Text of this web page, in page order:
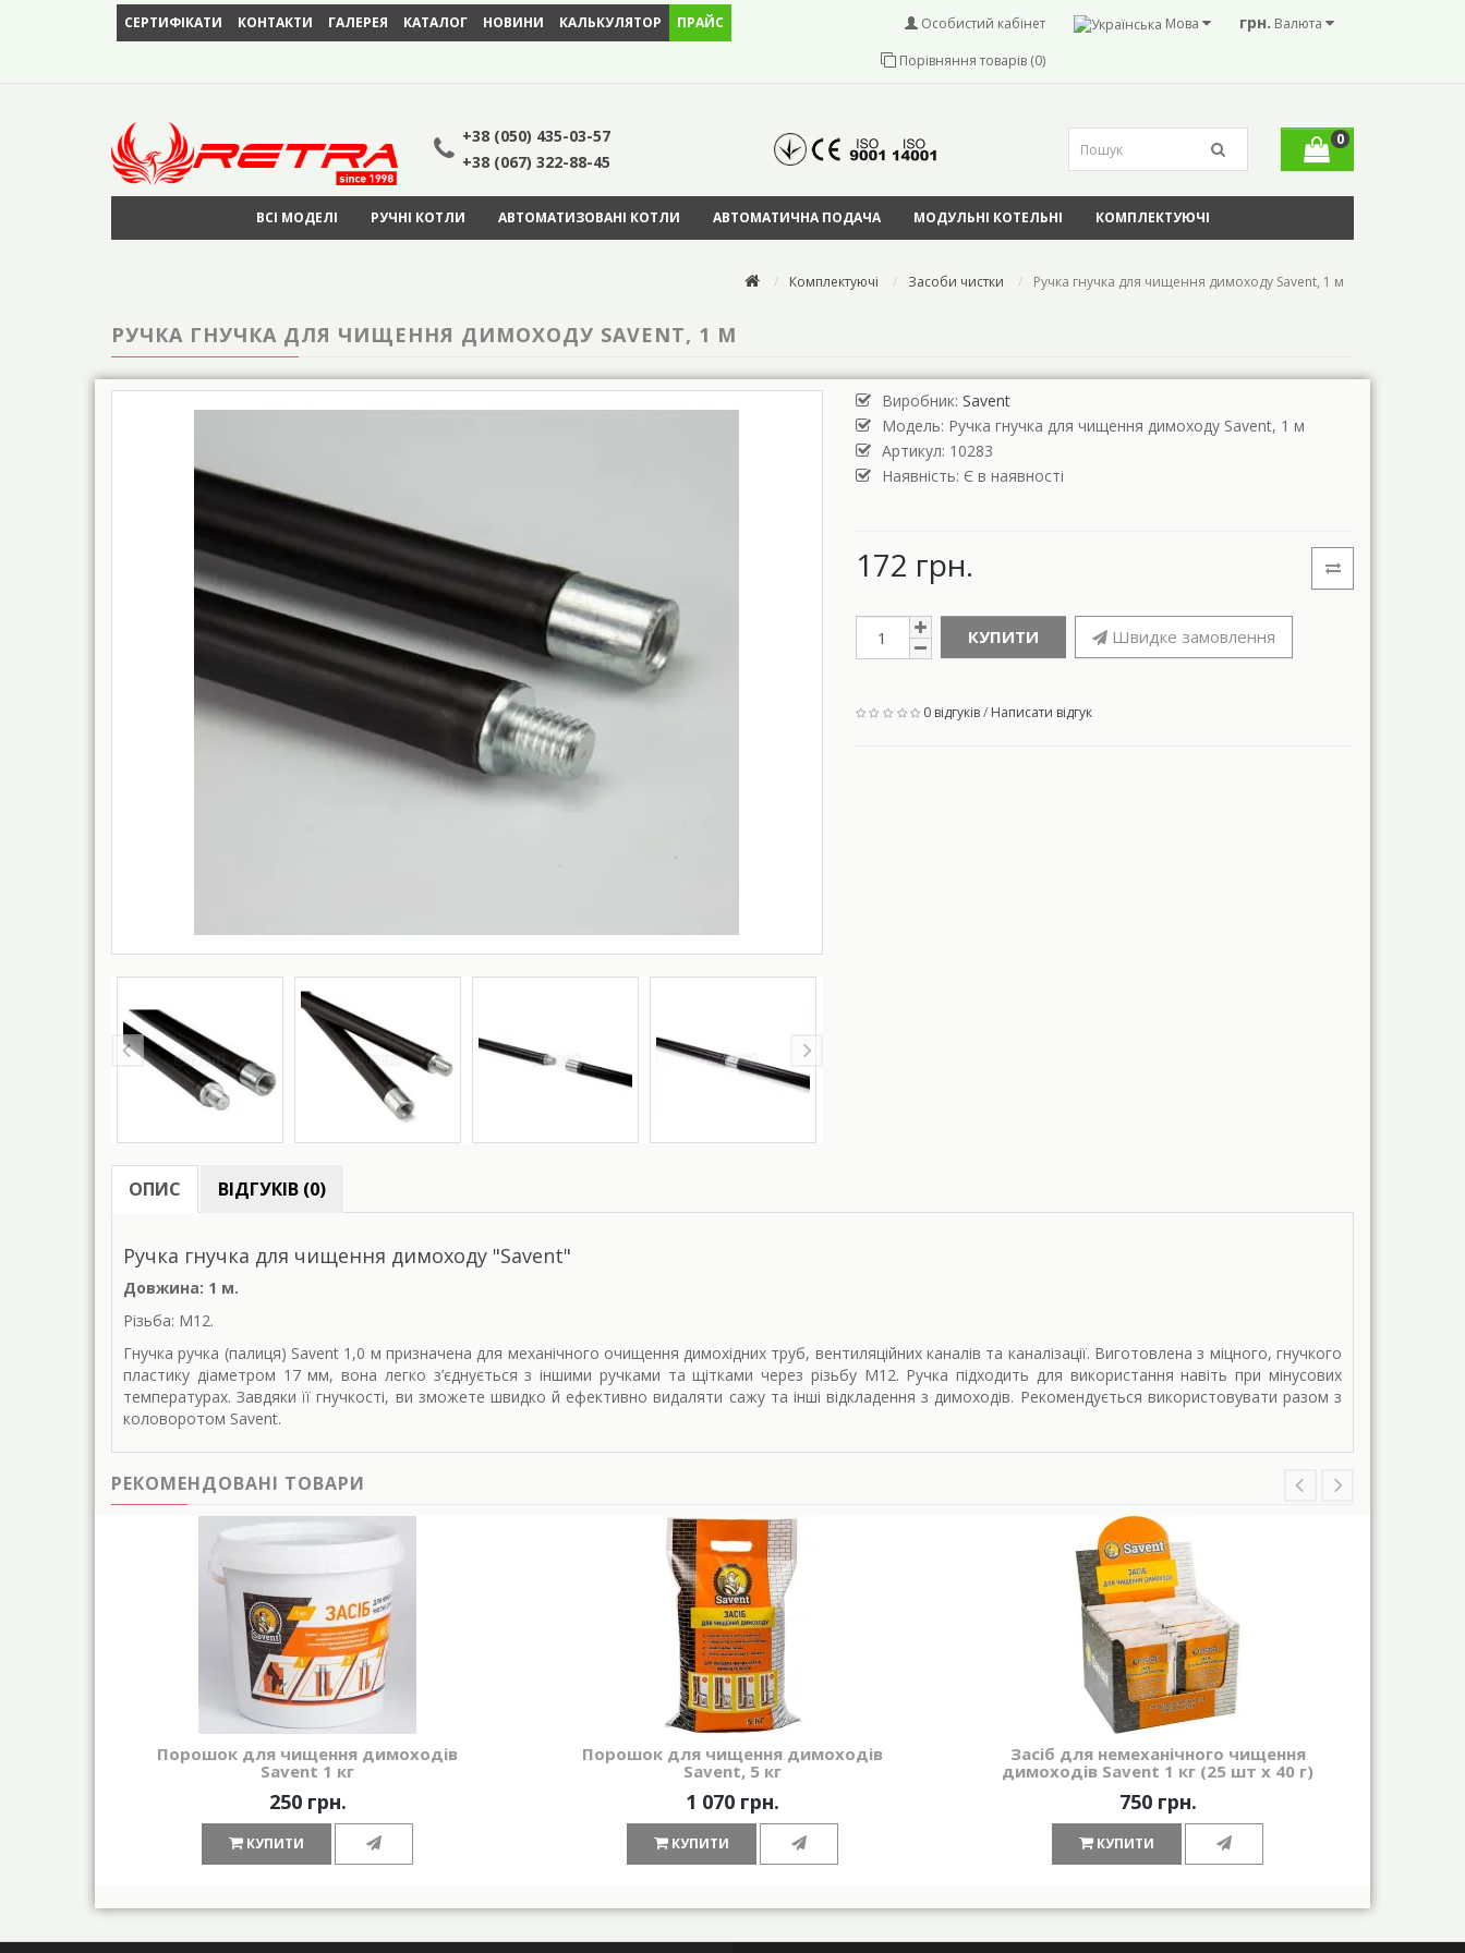
СЕРТИФІКАТИ КОНТАКТИ ГАЛЕРЕЯ КАТАЛОГ НОВИНИ КАЛЬКУЛЯТОР ПРАЙС грн. Валюта
Мова
Особистий кабінет
Порівняння товарів (0)
+38 (050) 435-03-57
+38 (067) 322-88-45
0
ВСІ МОДЕЛІ РУЧНІ КОТЛИ АВТОМАТИЗОВАНІ КОТЛИ АВТОМАТИЧНА ПОДАЧА МОДУЛЬНІ КОТЕЛЬНІ КОМПЛЕКТУЮЧІ
Комплектуючі Засоби чистки Ручка гнучка для чищення димоходу Savent, 1 м
РУЧКА ГНУЧКА ДЛЯ ЧИЩЕННЯ ДИМОХОДУ SAVENT, 1 М
Виробник: Savent
Модель: Ручка гнучка для чищення димоходу Savent, 1 м
Артикул: 10283
Наявність: Є в наявності
172 грн.
КУПИТИ Швидке замовлення
0 відгуків/ Написати відгук
ОПИС ВІДГУКІВ (0)
Ручка гнучка для чищення димоходу "Savent"
Довжина: 1 м.
Різьба: М12.
Гнучка ручка (палиця) Savent 1,0 м призначена для механічного очищення димохідних труб, вентиляційних каналів та каналізації. Виготовлена з міцного, гнучкого
пластику діаметром 17 мм, вона легко з’єднується з іншими ручками та щітками через різьбу М12. Ручка підходить для використання навіть при мінусових
температурах. Завдяки її гнучкості, ви зможете швидко й ефективно видаляти сажу та інші відкладення з димоходів. Рекомендується використовувати разом з
коловоротом Savent.
РЕКОМЕНДОВАНІ ТОВАРИ
Порошок для чищення димоходів
Savent 1 кг
250 грн.
КУПИТИ
Порошок для чищення димоходів
Savent, 5 кг
1 070 грн.
КУПИТИ
Засіб для немеханічного чищення
димоходів Savent 1 кг (25 шт х 40 г)
750 грн.
КУПИТИ